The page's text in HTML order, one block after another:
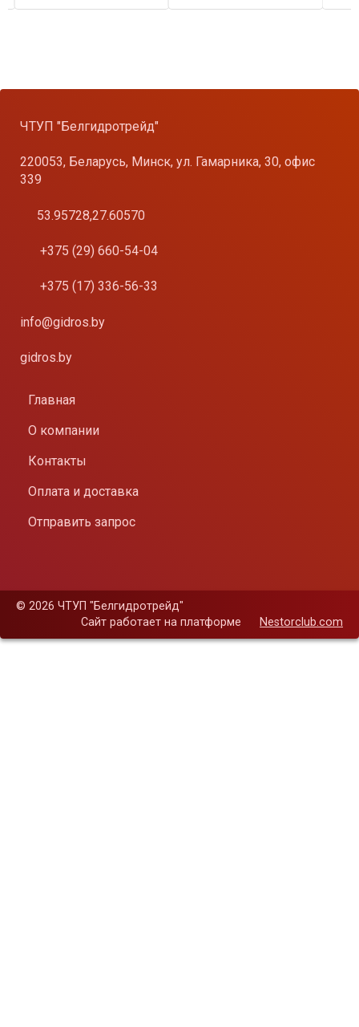
ЧТУП "Белгидротрейд"
220053, Беларусь, Минск, ул. Гамарника, 30, офис
339
53.95728,27.60570
+375 (29) 660-54-04
+375 (17) 336-56-33
info@gidros.by
gidros.by
Главная
О компании
Контакты
Оплата и доставка
Отправить запрос
© 2026 ЧТУП "Белгидротрейд"
Сайт работает на платформе
Nestorclub.com